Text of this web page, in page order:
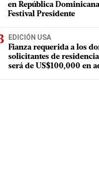
en República
Festival Presidente
EDICIÓN USA
Fianza requerida a los
solicitantes de residencia
será de US$100,000 en